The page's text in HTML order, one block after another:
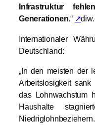
Infrastruktur
Generationen.“ ↗
Internationaler
Deutschland:
„In den meisten der
Arbeitslosigkeit
das Lohnwachstum
Haushalte
Niedriglohnbeziehern.